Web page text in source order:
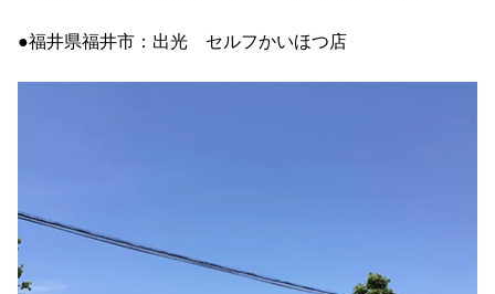
●福井県福井市：出光 セルフかいほつ店